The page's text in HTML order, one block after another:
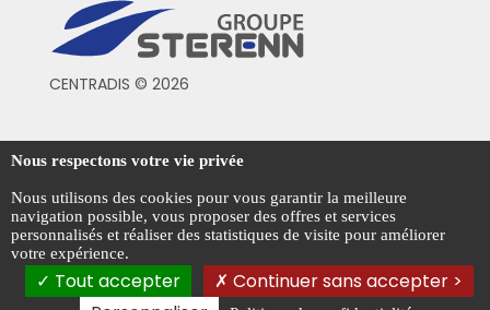
CENTRADIS © 2026
Conditions générales de vente
Mentions légales
Politique de confidentialité
Gestion des cookies
Nous respectons votre vie privée
Nous utilisons des cookies pour vous garantir la meilleure
navigation possible, vous proposer des offres et services
personnalisés et réaliser des statistiques de visite pour améliorer
votre expérience.
Tout accepter
Continuer sans accepter >